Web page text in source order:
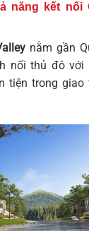
năng kết nối
nằm gần
nối thủ đô với
tiện trong giao